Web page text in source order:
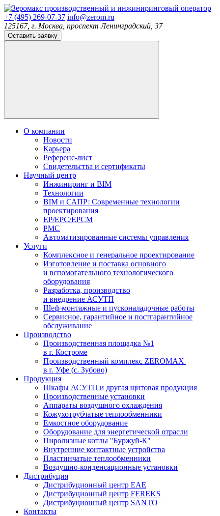
производственный и инжиниринговый оператор
+7 (495) 269-07-37 info@zerom.ru
125167, г. Москва, проспект Ленинградский, 37
Оставить заявку
О компании
Новости
Карьера
Референс-лист
Свидетельства и сертификаты
Научный центр
Инжиниринг и BIM
Технологии
BIM и САПР: Современные технологии
проектирования
EP/EPC/EPCM
PMC
Автоматизированные системы управления
Услуги
Комплексное и генеральное проектирование
Изготовление и поставка основного
и вспомогательного технологического
оборудования
Разработка, производство
и внедрение АСУТП
Шеф-монтажные и пусконаладочные работы
Сервисное, гарантийное и постгарантийное
обслуживание
Производство
Производственная площадка №1
в г. Костроме
Производственный комплекс ZEROMAX
в г. Уфе (с. Зубово)
Продукция
Шкафы АСУТП и другая щитовая продукция
Производственные установки
Аппараты воздушного охлаждения
Кожухотрубчатые теплообменники
Емкостное оборудование
Оборудование для энергетической отрасли
Пиролизные котлы "Буржуй-К"
Внутренние контактные устройства
Пластинчатые теплообменники
Воздушно-конденсационные установки
Дистрибуция
Дистрибуционный центр EAE
Дистрибуционный центр FEREKS
Дистрибуционный центр SANTO
Контакты